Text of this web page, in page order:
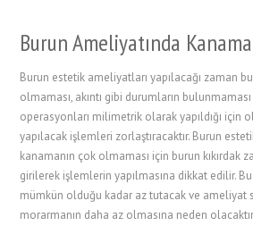
Burun Ameliyatında
Burun estetik ameliyatları yapılacağı zaman
olmaması, akıntı gibi durumların
operasyonları milimetrik olarak yapıldığı için
yapılacak işlemleri zorlaştıracaktır. Burun
kanamanın çok olmaması için burun kıkırdak
girilerek işlemlerin yapılmasına dikkat edilir.
mümkün olduğu kadar az tutacak ve ameliyat
morarmanın daha az olmasına neden